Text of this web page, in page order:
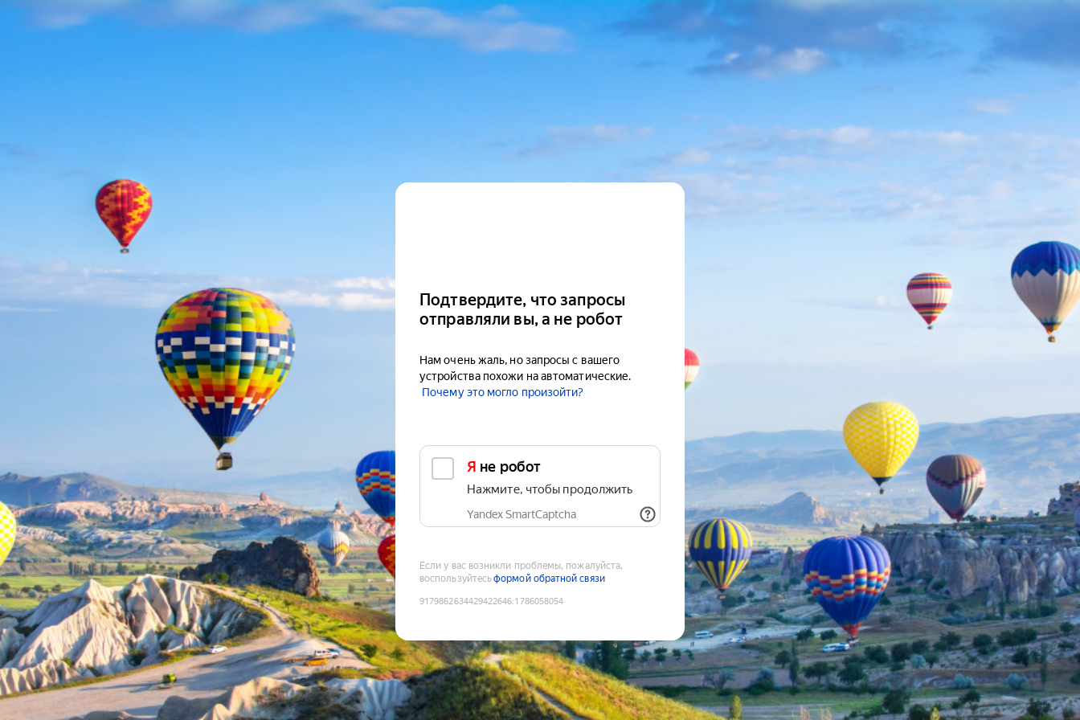
Подтвердите, что запросы
отправляли вы, а не робот
Нам очень жаль, но запросы с вашего
устройства похожи на автоматические.
Почему это могло произойти?
Я не робот
Нажмите, чтобы продолжить
Yandex SmartCaptcha
Если у вас возникли проблемы, пожалуйста,
воспользуйтесьформой обратной связи
9179862634429422646:1786058054